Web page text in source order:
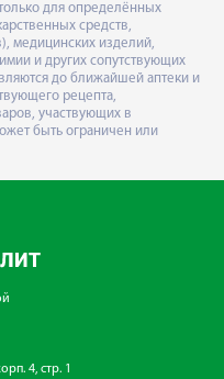
для определённых
средств,
медицинских изделий,
и других сопутствующих
до ближайшей аптеки и
рецепта,
участвующих в
быть ограничен или
4, стр. 1